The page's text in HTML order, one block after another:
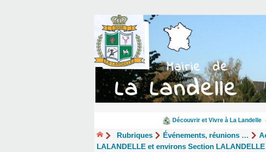
Découvrir et Vivre à La Landelle
Rubriques Événements, réunions …
LALANDELLE et environs Section